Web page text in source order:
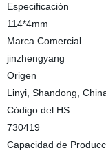
Especificación
114*4mm
Marca Comercial
jinzhengyang
Origen
Linyi, Shandong,
Código del HS
730419
Capacidad de